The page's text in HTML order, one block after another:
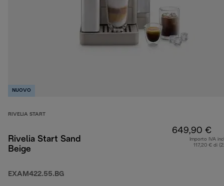
NUOVO
RIVELIA START
Rivelia Start Sand
Beige
EXAM422.55.BG
649,90 €
Importo IVA
117,20 € di